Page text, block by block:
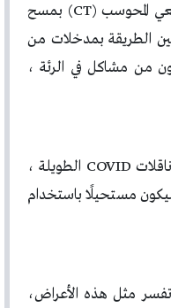
المحوسب(CT) بمسح
الطريقة بمدخلات من
من مشاكل في الرئة ،
COVID الطويلة ،
مستحيلًا باستخدام
تفسر مثل هذه الأعراض،